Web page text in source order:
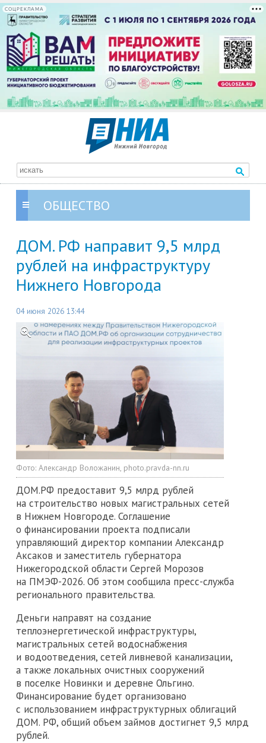
СОЦРЕКЛАМА
ОБЩЕСТВО
ДОМ. РФ направит 9,5 млрд
рублей на инфраструктуру
Нижнего Новгорода
04 июня 2026 13:44
Фото: Александр Воложанин, photo.pravda-nn.ru
ДОМ.РФ предоставит 9,5 млрд рублей
на строительство новых магистральных сетей
в Нижнем Новгороде. Соглашение
о финансировании проекта подписали
управляющий директор компании Александр
Аксаков и заместитель губернатора
Нижегородской области Сергей Морозов
на ПМЭФ-2026. Об этом сообщила пресс-служба
регионального правительства.
Деньги направят на создание
теплоэнергетической инфраструктуры,
магистральных сетей водоснабжения
и водоотведения, сетей ливневой канализации,
а также локальных очистных сооружений
в поселке Новинки и деревне Ольгино.
Финансирование будет организовано
с использованием инфраструктурных облигаций
ДОМ. РФ, общий объем займов достигнет 9,5 млрд
рублей.